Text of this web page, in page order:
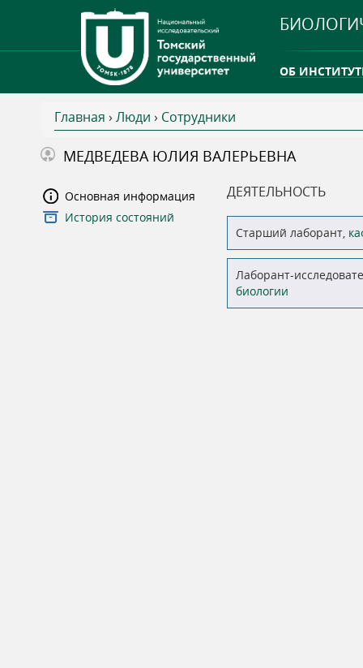
ОБ
ТГУ ОТКРЫЛ
В
ы
з
Главная › Люди › Сотрудники
МЕДВЕДЕВА ЮЛИЯ ВАЛЕРЬЕВНА
Основная информация
История состояний
ДЕЯТЕЛЬНОСТЬ
Старший лаборант,
Лаборант-
биологии